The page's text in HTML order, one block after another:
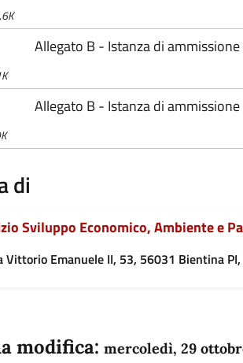
Allegato B - Istanza di ammissione
Allegato B - Istanza di ammissione
di
Sviluppo Economico, Ambiente e
Vittorio Emanuele II, 53, 56031 Bientina
modifica: mercoledì, 29